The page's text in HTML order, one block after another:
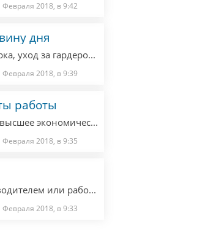
2018, в 9:42
дня
Ищу работу домработницы в Берлине, мне 49 лет. Уборка, уход за гардеробом, мытьё окон и т. д. Нужна работа во второй половине дня.
2018, в 9:39
работы
Менеджер по закупкам, мужчина, 27 лет, образование высшее экономическое, с опытом работы по данной специальности в продуктах питания, 1 год, рассмотрю варианты работы.
2018, в 9:35
Мужчина, 37 лет, без вредных привычек. Ищу работу водителем или рабочим. Наличие Gewerbe,права кат.В,С. Опыт вождения грузового авто. Рассмотрю все варианты
2018, в 9:33